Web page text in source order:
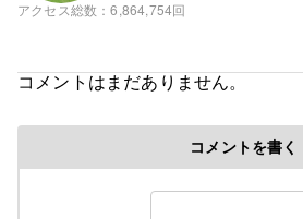
アクセス総数 6,864,754回
コメントはまだありません。
コメントを書く